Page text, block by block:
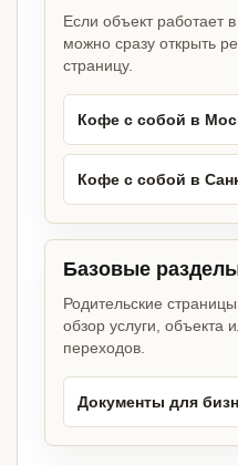
Если объект работает
можно сразу открыть
страницу.
Кофе с собой в
Кофе с собой в
Базовые
Родительские
обзор услуги, объекта
переходов.
Документы для